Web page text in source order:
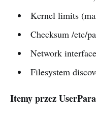
Kernel limits
Checksum /etc/
Network
Filesystem
Itemy przez